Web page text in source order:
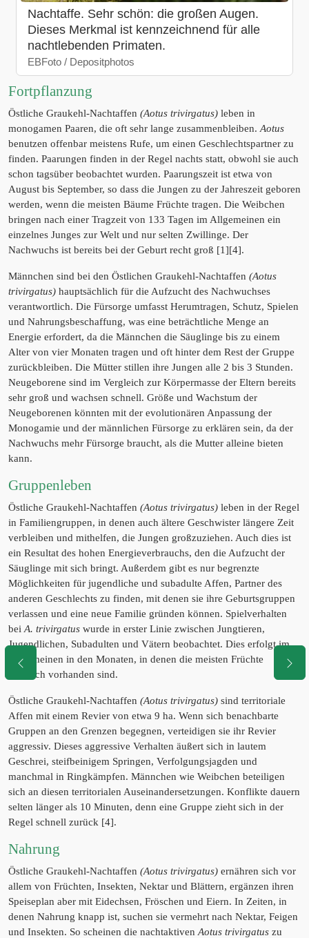
Nachtaffe. Sehr schön: die großen Augen.
Dieses Merkmal ist kennzeichnend für alle
nachtlebenden Primaten.
EBFoto / Depositphotos
Fortpflanzung
Östliche Graukehl-Nachtaffen (Aotus trivirgatus) leben in
monogamen Paaren, die oft sehr lange zusammenbleiben. Aotus
benutzen offenbar meistens Rufe, um einen Geschlechtspartner zu
finden. Paarungen finden in der Regel nachts statt, obwohl sie auch
schon tagsüber beobachtet wurden. Paarungszeit ist etwa von
August bis September, so dass die Jungen zu der Jahreszeit geboren
werden, wenn die meisten Bäume Früchte tragen. Die Weibchen
bringen nach einer Tragzeit von 133 Tagen im Allgemeinen ein
einzelnes Junges zur Welt und nur selten Zwillinge. Der
Nachwuchs ist bereits bei der Geburt recht groß [1][4].
Männchen sind bei den Östlichen Graukehl-Nachtaffen (Aotus
trivirgatus) hauptsächlich für die Aufzucht des Nachwuchses
verantwortlich. Die Fürsorge umfasst Herumtragen, Schutz, Spielen
und Nahrungsbeschaffung, was eine beträchtliche Menge an
Energie erfordert, da die Männchen die Säuglinge bis zu einem
Alter von vier Monaten tragen und oft hinter dem Rest der Gruppe
zurückbleiben. Die Mütter stillen ihre Jungen alle 2 bis 3 Stunden.
Neugeborene sind im Vergleich zur Körpermasse der Eltern bereits
sehr groß und wachsen schnell. Größe und Wachstum der
Neugeborenen könnten mit der evolutionären Anpassung der
Monogamie und der männlichen Fürsorge zu erklären sein, da der
Nachwuchs mehr Fürsorge braucht, als die Mutter alleine bieten
kann.
Gruppenleben
Östliche Graukehl-Nachtaffen (Aotus trivirgatus) leben in der Regel
in Familiengruppen, in denen auch ältere Geschwister längere Zeit
verbleiben und mithelfen, die Jungen großzuziehen. Auch dies ist
ein Resultat des hohen Energieverbrauchs, den die Aufzucht der
Säuglinge mit sich bringt. Außerdem gibt es nur begrenzte
Möglichkeiten für jugendliche und subadulte Affen, Partner des
anderen Geschlechts zu finden, mit denen sie ihre Geburtsgruppen
verlassen und eine neue Familie gründen können. Spielverhalten
bei A. trivirgatus wurde in erster Linie zwischen Jungtieren,
Jugendlichen, Subadulten und Vätern beobachtet. Dies erfolgt im
Allgemeinen in den Monaten, in denen die meisten Früchte
reichlich vorhanden sind.
Östliche Graukehl-Nachtaffen (Aotus trivirgatus) sind territoriale
Affen mit einem Revier von etwa 9 ha. Wenn sich benachbarte
Gruppen an den Grenzen begegnen, verteidigen sie ihr Revier
aggressiv. Dieses aggressive Verhalten äußert sich in lautem
Geschrei, steifbeinigem Springen, Verfolgungsjagden und
manchmal in Ringkämpfen. Männchen wie Weibchen beteiligen
sich an diesen territorialen Auseinandersetzungen. Konflikte dauern
selten länger als 10 Minuten, denn eine Gruppe zieht sich in der
Regel schnell zurück [4].
Nahrung
Östliche Graukehl-Nachtaffen (Aotus trivirgatus) ernähren sich vor
allem von Früchten, Insekten, Nektar und Blättern, ergänzen ihren
Speiseplan aber mit Eidechsen, Fröschen und Eiern. In Zeiten, in
denen Nahrung knapp ist, suchen sie vermehrt nach Nektar, Feigen
und Insekten. So scheinen die nachtaktiven Aotus trivirgatus zu